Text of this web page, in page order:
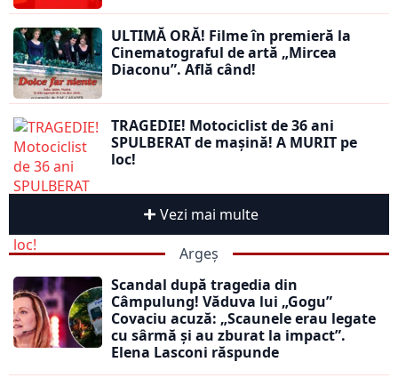
ULTIMĂ ORĂ! Filme în premieră la
Cinematograful de artă „Mircea
Diaconu”. Află când!
TRAGEDIE! Motociclist de 36 ani
SPULBERAT de mașină! A MURIT pe
loc!
Vezi mai multe
Argeș
Scandal după tragedia din
Câmpulung! Văduva lui „Gogu”
Covaciu acuză: „Scaunele erau legate
cu sârmă și au zburat la impact”.
Elena Lasconi răspunde